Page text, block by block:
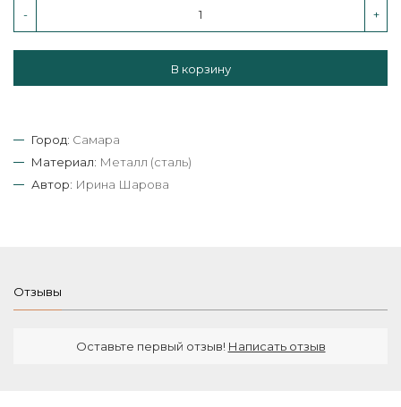
- +
В корзину
Город: Самара
Материал: Металл (сталь)
Автор: Ирина Шарова
Отзывы
Оставьте первый отзыв! Написать отзыв